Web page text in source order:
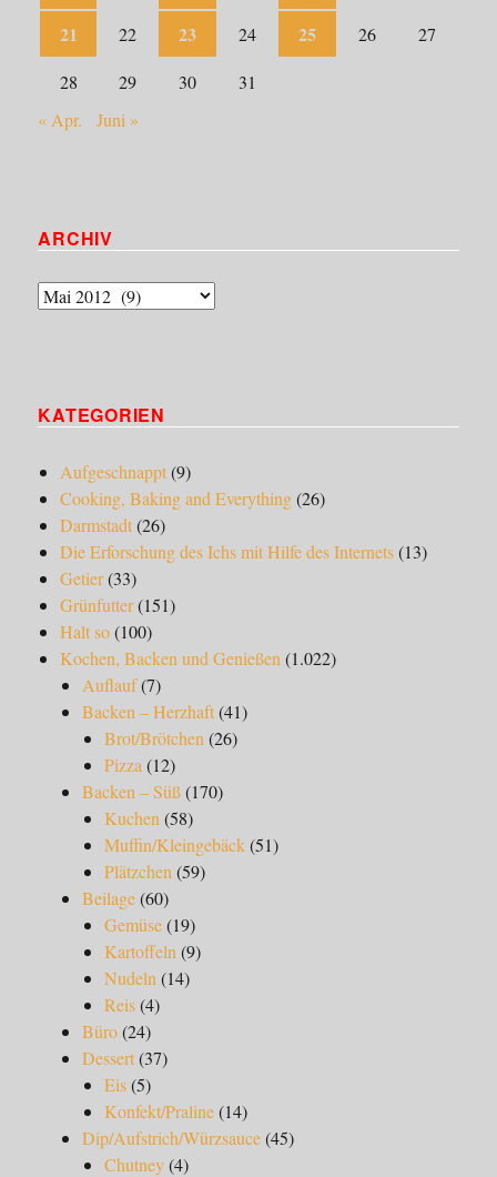
21 22 23 24 25 26 27
28 29 30
31
« Apr.
Juni »
ARCHIV
Archiv
KATEGORIEN
Aufgeschnappt(9)
Cooking, Baking and Everything(26)
Darmstadt(26)
Die Erforschung des Ichs mit Hilfe des Internets(13)
Getier(33)
Grünfutter(151)
Halt so(100)
Kochen, Backen und Genießen (1.022)
Auflauf(7)
Backen – Herzhaft(41)
Brot/Brötchen (26)
Pizza (12)
Backen – Süß(170)
Kuchen (58)
Muffin/Kleingebäck(51)
Plätzchen (59)
Beilage(60)
Gemüse(19)
Kartoffeln (9)
Nudeln (14)
Reis(4)
Büro(24)
Dessert(37)
Eis(5)
Konfekt/Praline(14)
Dip/Aufstrich/Würzsauce(45)
Chutney(4)